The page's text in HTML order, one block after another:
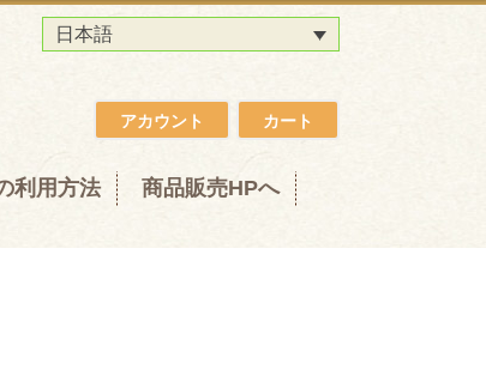
日本語
アカウント カート
利用方法 商品販売HPへ